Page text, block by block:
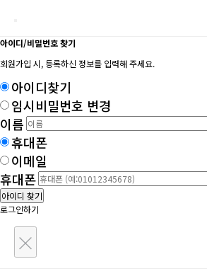
아이디/비밀번호 찾기
회원가입 시, 등록하신 정보를 입력해 주세요.
아이디찾기
임시비밀번호 변경
이름
휴대폰
이메일
휴대폰
아이디 찾기
로그인하기
×